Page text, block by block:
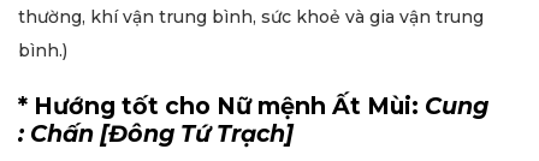
thường, khí vận trung bình, sức khoẻ và gia vận trung
bình.)
* Hướng tốt cho Nữ mệnh Ất Mùi: Cung
: Chấn [Đông Tứ Trạch]